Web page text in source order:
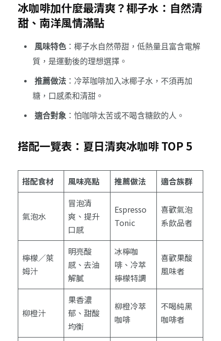
冰咖啡加什麼最清爽？椰子水：自然清
甜、南洋風情滿點
風味特色：椰子水自然帶甜，低熱量且富含電解
質，是運動後的理想選擇。
推薦做法：冷萃咖啡加入冰椰子水，不須再加
糖，口感柔和清甜。
適合對象：怕咖啡太苦或不喝含糖飲的人。
搭配一覽表：夏日清爽冰咖啡 TOP 5
搭配食材 風味亮點 推薦做法 適合族群
氣泡水
冒泡清
爽、提升
口感
Espresso
Tonic
喜歡氣泡
系飲品者
檸檬／萊
姆汁
明亮酸
感、去油
解膩
冰檸咖
啡、冷萃
檸檬特調
喜歡果酸
風味者
柳橙汁
果香濃
郁、甜酸
均衡
柳橙冷萃
咖啡
不喝純黑
咖啡者